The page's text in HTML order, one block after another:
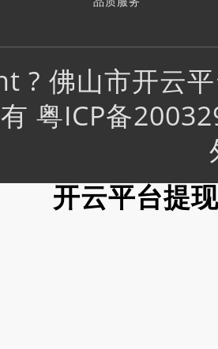
绒质感砖系列
复刻釉系列
? 佛山市开云
粤ICP备
开云平台提